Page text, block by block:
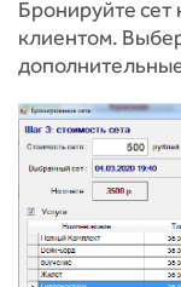
Бронируйте сет
клиентом.